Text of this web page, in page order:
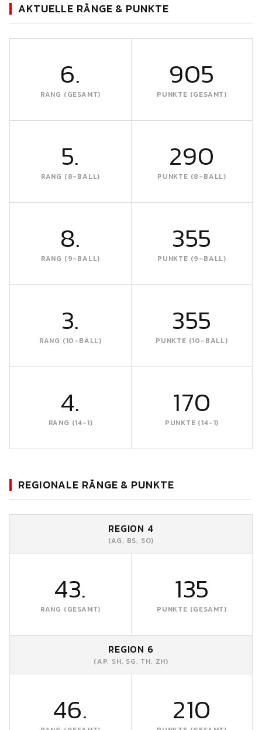
AKTUELLE RÄNGE & PUNKTE
6.
RANG (GESAMT)
905
PUNKTE (GESAMT)
5.
RANG (8-BALL)
290
PUNKTE (8-BALL)
8.
RANG (9-BALL)
355
PUNKTE (9-BALL)
3.
RANG (10-BALL)
355
PUNKTE (10-BALL)
4.
RANG (14-1)
170
PUNKTE (14-1)
REGIONALE RÄNGE & PUNKTE
REGION 4
(AG, BS, SO)
43.
RANG (GESAMT)
135
PUNKTE (GESAMT)
REGION 6
(AP, SH, SG, TH, ZH)
46. 210